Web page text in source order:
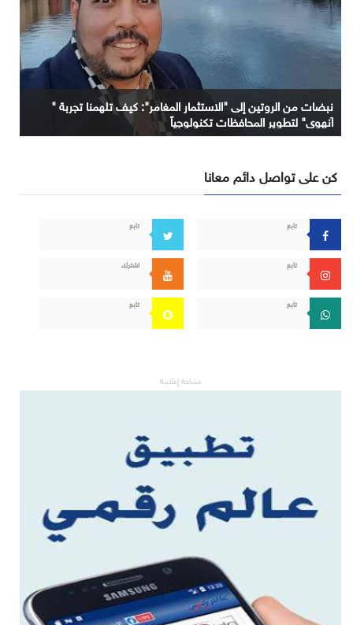
نبضات من الروتين إلى "الاستثمار المغامر": كيف تلهمنا تجربة "
آنهوي" لتطوير المحافظات تكنولوجياً
كن على تواصل دائم معانا
تابع تابع
تابع اشترك
تابع تابع
مساحة إعلانية